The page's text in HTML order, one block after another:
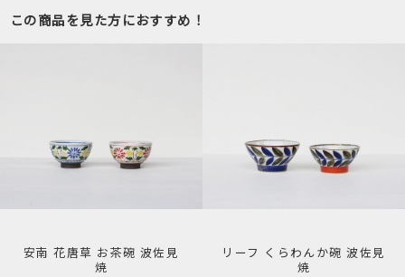
この商品を見た方におすすめ！
安南 花唐草 お茶碗 波佐見
焼
リーフ くらわんか碗 波佐見
焼